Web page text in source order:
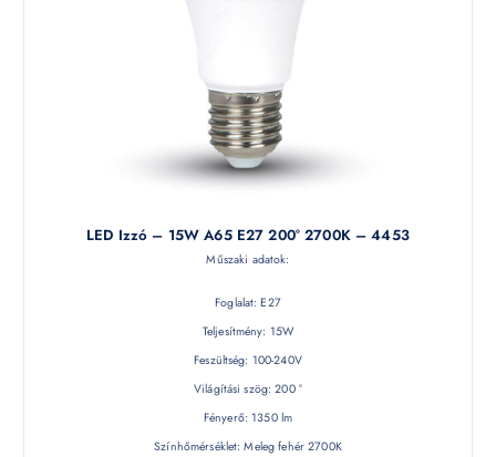
LED Izzó – 15W A65 E27 200° 2700K – 4453
Műszaki adatok:
Foglalat: E27
Teljesítmény: 15W
Feszültség: 100-240V
Világítási szög: 200 °
Fényerő: 1350 lm
Színhőmérséklet: Meleg fehér 2700K